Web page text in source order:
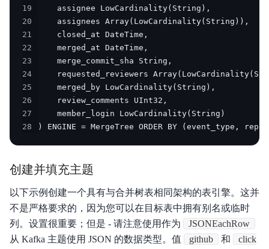
19
20
21
22
23
24
25
26
27
28
) ENGINE = MergeTree ORDER BY (event_type,
创建并填充主题
以下示例创建一个具有与合并树表相同架构的表引擎。这并
不是严格要求的，因为您可以在目标表中拥有别名或临时
列。设置很重要；但是 - 请注意使用作为
JSONEachRow
从 Kafka 主题使用 JSON 的数据类型。值
github 和
click